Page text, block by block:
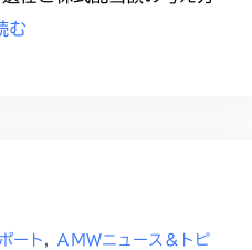
む
ート ,
ＡＭＷニュース＆トピ